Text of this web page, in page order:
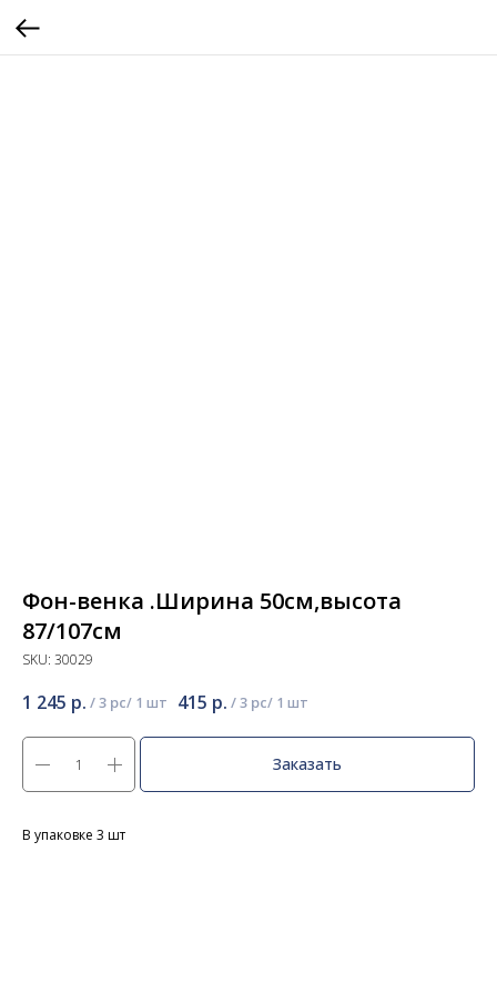
Фон-венка .Ширина 50см,высота
87/107см
SKU: 30029
1 245 р. /3 pc 415 р. /3 pc
Заказать
В упаковке 3 шт